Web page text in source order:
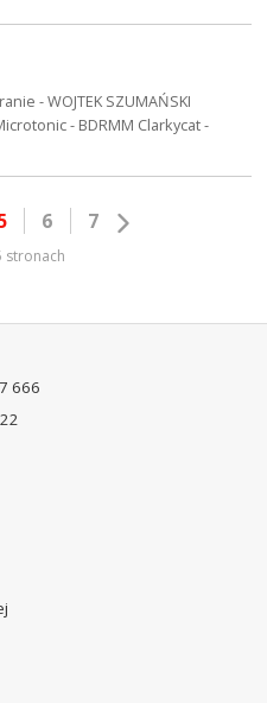
- WOJTEK SZUMAŃSKI
- BDRMM Clarkycat -
6 7
stronach
666